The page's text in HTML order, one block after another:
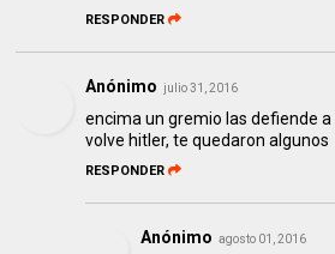
RESPONDER
Anónimo julio 31, 2016
encima un gremio las defiende
volve hitler, te quedaron algunos
RESPONDER
Anónimo agosto 01, 2016